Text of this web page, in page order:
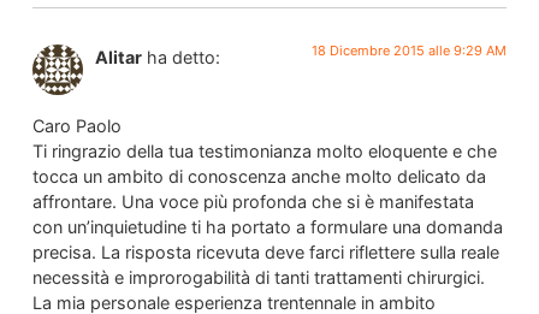
Alitar ha detto: 18 Dicembre 2015 alle 9:29 AM
Caro Paolo
Ti ringrazio della tua testimonianza molto eloquente e che
tocca un ambito di conoscenza anche molto delicato da
affrontare. Una voce più profonda che si è manifestata
con un’inquietudine ti ha portato a formulare una domanda
precisa. La risposta ricevuta deve farci riflettere sulla reale
necessità e improrogabilità di tanti trattamenti chirurgici.
La mia personale esperienza trentennale in ambito